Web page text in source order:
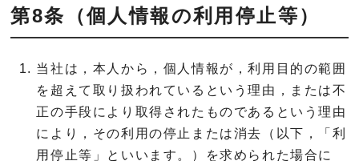
第8条（個人情報の利用停止等）
当社は，本人から，個人情報が，利用目的の範囲
を超えて取り扱われているという理由，または不
正の手段により取得されたものであるという理由
により，その利用の停止または消去（以下，「利
用停止等」といいます。）を求められた場合に